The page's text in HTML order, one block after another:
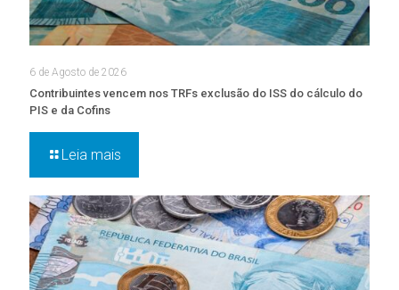
6 de Agosto de 2026
Contribuintes vencem nos TRFs exclusão do ISS do cálculo do
PIS e da Cofins
Leia mais